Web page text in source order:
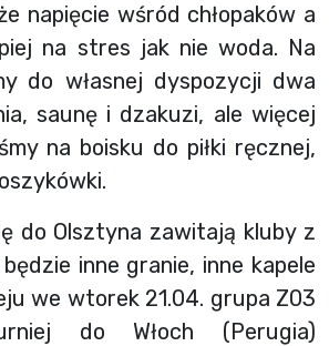
napięcie wśród chłopaków a
na stres jak nie woda. Na
do własnej dyspozycji dwa
saunę i dzakuzi, ale więcej
na boisku do piłki ręcznej,
do Olsztyna zawitają kluby z
inne granie, inne kapele
we wtorek 21.04. grupa Z03
do Włoch (Perugia)